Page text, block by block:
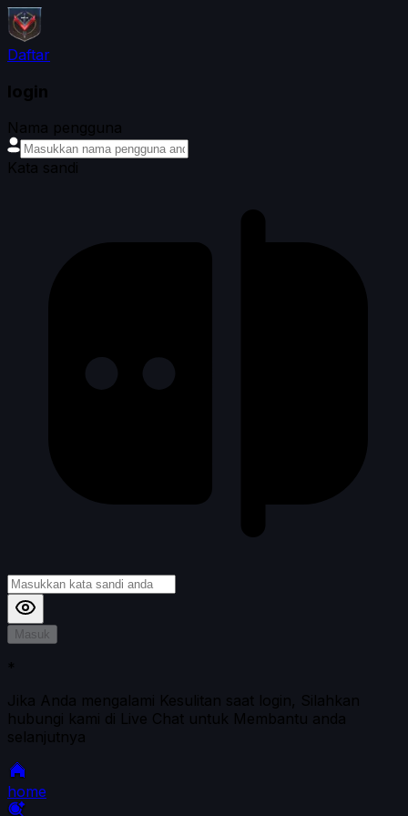
Daftar
login
Nama pengguna
Kata sandi
Masuk
*
Jika Anda mengalami Kesulitan saat login, Silahkan
hubungi kami di Live Chat untuk Membantu anda
selanjutnya
home